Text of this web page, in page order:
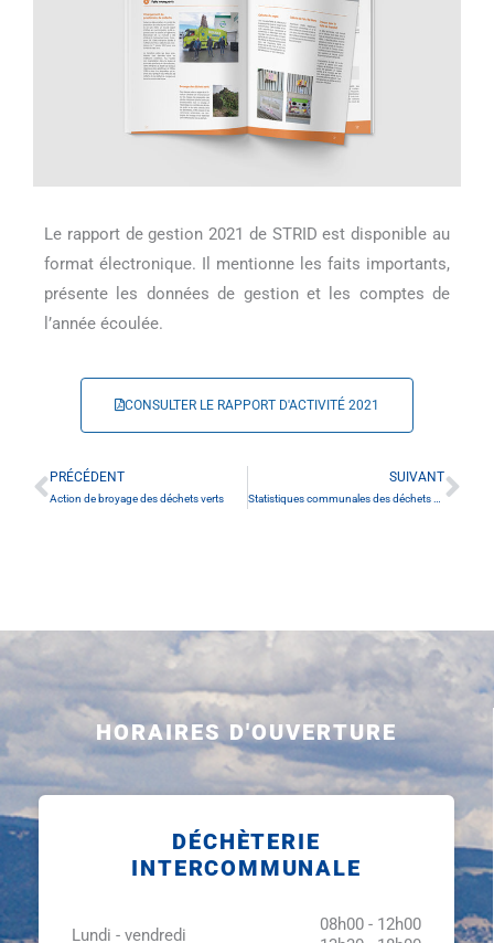
Le rapport de gestion 2021 de STRID est disponible au
format électronique. Il mentionne les faits importants,
présente les données de gestion et les comptes de
l’année écoulée.
CONSULTER LE RAPPORT D'ACTIVITÉ 2021
Précédent
PRÉCÉDENT
Action de broyage des déchets verts
SUIVANT
HORAIRES D'OUVERTURE
DÉCHÈTERIE
INTERCOMMUNALE
Lundi - vendredi
08h00 - 12h00